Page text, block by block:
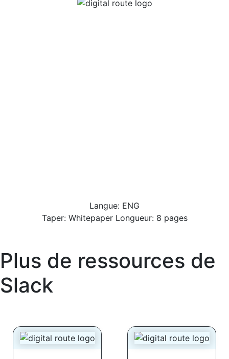
Langue: ENG
Taper: Whitepaper Longueur: 8 pages
Plus de ressources de
Slack